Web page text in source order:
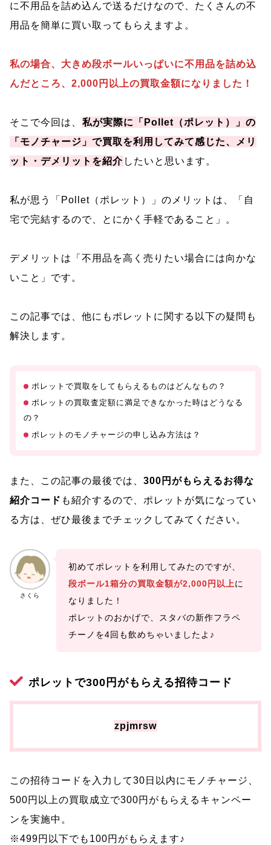
に不用品を詰め込んで送るだけなので、たくさんの不
用品を簡単に買い取ってもらえますよ。
私の場合、大きめ段ボールいっぱいに不用品を詰め込
んだところ、2,000円以上の買取金額になりました！
そこで今回は、 私が実際に「Pollet（ポレット）」の
「モノチャージ」で買取を利用してみて感じた、メリ
ット・デメリットを紹介 したいと思います。
私が思う「Pollet（ポレット）」のメリットは、「自
宅で完結するので、とにかく手軽であること」。
デメリットは「不用品を高く売りたい場合には向かな
いこと」です。
この記事では、他にもポレットに関する以下の疑問も
解決します。
ポレットで買取をしてもらえるものはどんなもの？
ポレットの買取査定額に満足できなかった時はどうなる
の？
ポレットのモノチャージの申し込み方法は？
また、この記事の最後では、 300円がもらえるお得な
紹介コード も紹介するので、ポレットが気になってい
る方は、ぜひ最後までチェックしてみてください。
さくら
初めてポレットを利用してみたのですが、
段ボール1箱分の買取金額が2,000円以上に
なりました！
ポレットのおかげで、スタバの新作フラペ
チーノを4回も飲めちゃいましたよ♪
ポレットで300円がもらえる招待コード
zpjmrsw
この招待コードを入力して30日以内にモノチャージ、
500円以上の買取成立で300円がもらえるキャンペー
ンを実施中。
※499円以下でも100円がもらえます♪